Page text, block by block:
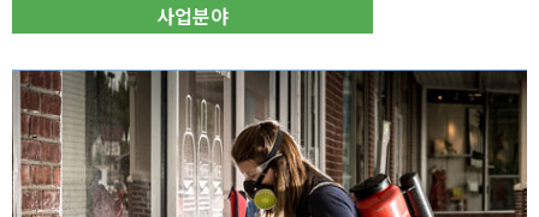
사업분야